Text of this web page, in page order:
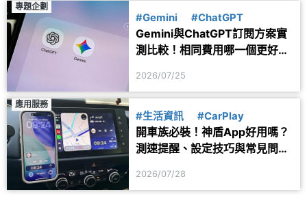
專題企劃
#Gemini #ChatGPT
Gemini與ChatGPT訂閱方案實
測比較！相同費用哪一個更好
2026/07/25
應用服務
#生活資訊 #CarPlay
開車族必裝！神盾App好用嗎？
測速提醒、設定技巧與常見問題
2026/07/28